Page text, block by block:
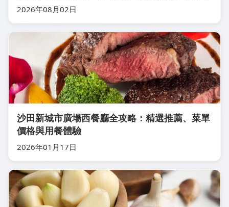
2026年08月02日
沙田新城市廣場西餐廳全攻略：精選推薦、菜單
價格與用餐體驗
2026年01月17日